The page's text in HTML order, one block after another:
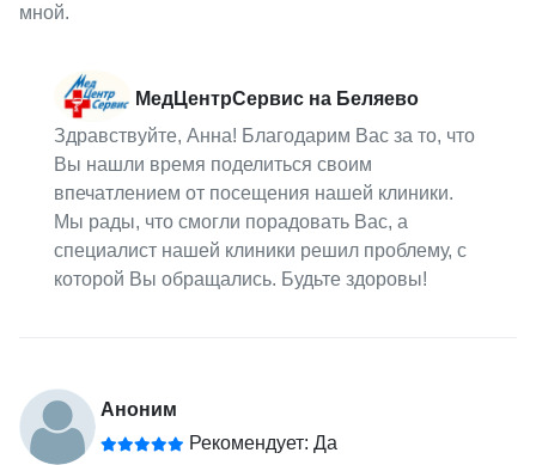
мной.
МедЦентрСервис на Беляево
Здравствуйте, Анна! Благодарим Вас за то, что
Вы нашли время поделиться своим
впечатлением от посещения нашей клиники.
Мы рады, что смогли порадовать Вас, а
специалист нашей клиники решил проблему, с
которой Вы обращались. Будьте здоровы!
Аноним
Рекомендует: Да